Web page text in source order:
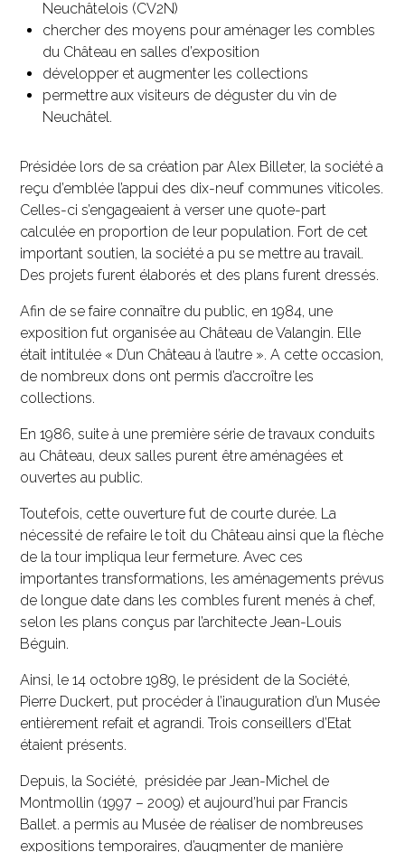
Neuchâtelois (CV2N)
chercher des moyens pour aménager les combles
du Château en salles d’exposition
développer et augmenter les collections
permettre aux visiteurs de déguster du vin de
Neuchâtel.
Présidée lors de sa création par Alex Billeter, la société a
reçu d’emblée l’appui des dix-neuf communes viticoles.
Celles-ci s’engageaient à verser une quote-part
calculée en proportion de leur population. Fort de cet
important soutien, la société a pu se mettre au travail.
Des projets furent élaborés et des plans furent dressés.
Afin de se faire connaître du public, en 1984, une
exposition fut organisée au Château de Valangin. Elle
était intitulée « D’un Château à l’autre ». A cette occasion,
de nombreux dons ont permis d’accroître les
collections.
En 1986, suite à une première série de travaux conduits
au Château, deux salles purent être aménagées et
ouvertes au public.
Toutefois, cette ouverture fut de courte durée. La
nécessité de refaire le toit du Château ainsi que la flèche
de la tour impliqua leur fermeture. Avec ces
importantes transformations, les aménagements prévus
de longue date dans les combles furent menés à chef,
selon les plans conçus par l’architecte Jean-Louis
Béguin.
Ainsi, le 14 octobre 1989, le président de la Société,
Pierre Duckert, put procéder à l’inauguration d’un Musée
entièrement refait et agrandi. Trois conseillers d’Etat
étaient présents.
Depuis, la Société, présidée par Jean-Michel de
Montmollin (1997 – 2009) et aujourd’hui par Francis
Ballet. a permis au Musée de réaliser de nombreuses
expositions temporaires, d’augmenter de manière